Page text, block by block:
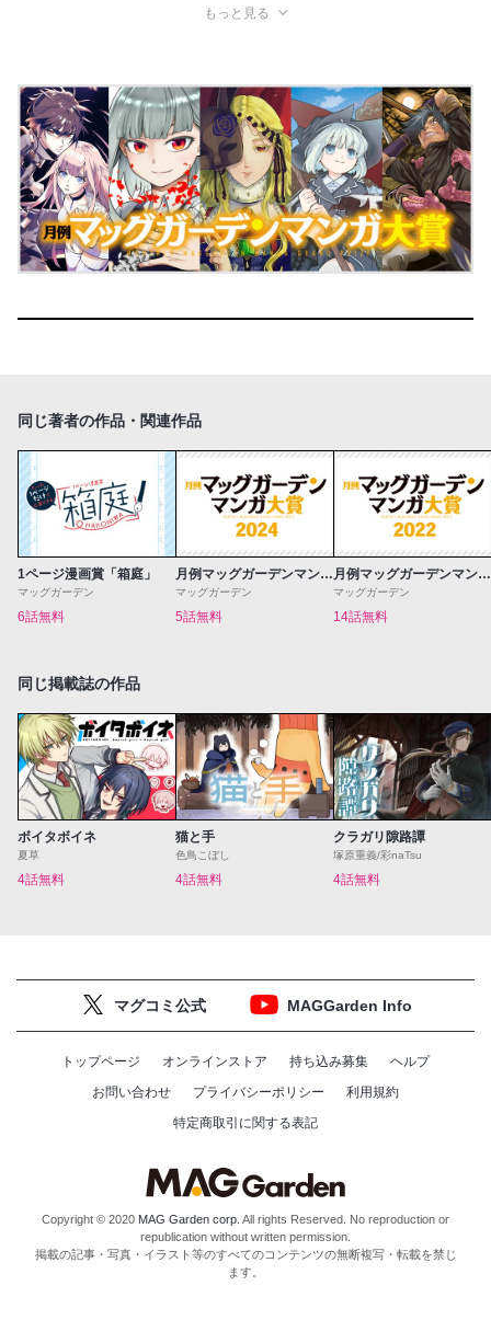
もっと見る
同じ著者の作品・関連作品
1ページ漫画賞「箱庭」
マッグガーデン
6話無料
月例マッグガーデンマンガ大賞2024
マッグガーデン
5話無料
月例マッグガーデンマンガ大賞2022
マッグガーデン
14話無料
同じ掲載誌の作品
ボイタボイネ
夏草
4話無料
猫と手
色鳥こぼし
4話無料
クラガリ隙路譚
塚原重義/彩naTsu
4話無料
マグコミ公式 MAGGarden Info
トップページ オンラインストア 持ち込み募集
ヘルプ
お問い合わせ
プライバシーポリシー
利用規約
特定商取引に関する表記
Copyright © 2020 MAG Garden corp. All rights Reserved. No reproduction or
republication without written permission.
掲載の記事・写真・イラスト等のすべてのコンテンツの無断複写・転載を禁じ
ます。